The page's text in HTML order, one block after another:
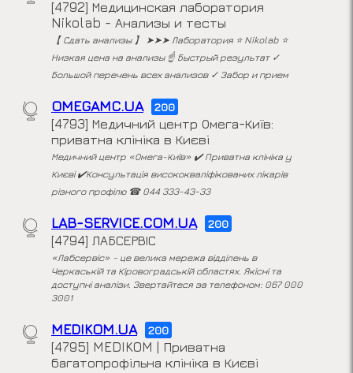
[4792] Медицинская лаборатория
Nikolab - Анализы и тесты
【 Сдать анализы 】 ➤➤➤ Лаборатория ⭐️ Nikolab ⭐️
Низкая цена на анализы ☝️ Быстрый результат ✓
Большой перечень всех анализов ✓ Забор и прием
OMEGAMC.UA 200
[4793] Медичний центр Омега-Київ:
приватна клініка в Києві
Медичний центр «Омега-Київ» ✔️ Приватна клініка у
Києві ✔️Консультація висококваліфікованих лікарів
різного профілю ☎ 044 333-43-33
LAB-SERVICE.COM.UA 200
[4794] ЛАБСЕРВІС
«Лабсервіс» - це велика мережа відділень в
Черкаській та Кіровоградській областях. Якісні та
доступні аналізи. Звертайтеся за телефоном: 067 000
3001
MEDIKOM.UA 200
[4795] MEDIKOM | Приватна
багатопрофільна клініка в Києві